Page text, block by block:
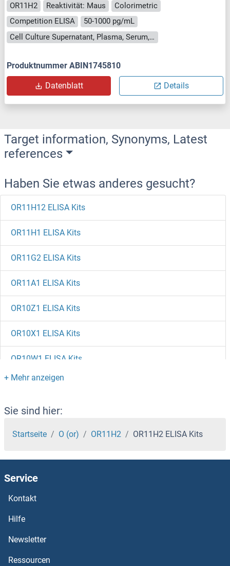
OR11H2 Reaktivität: Maus
Colorimetric
Competition ELISA
50-1000 pg/mL
Cell Culture Supernatant, Plasma, Serum, Tissue Homogenate
Produktnummer ABIN1745810
Datenblatt Details
Target information, Synonyms, Latest
references
Haben Sie etwas anderes gesucht?
OR11H12 ELISA Kits
OR11H1 ELISA Kits
OR11G2 ELISA Kits
OR11A1 ELISA Kits
OR10Z1 ELISA Kits
OR10X1 ELISA Kits
OR10W1 ELISA Kits
OR10V1 ELISA Kits
OR10T2 ELISA Kits
OR10S1 ELISA Kits
OR10R2 ELISA Kits
OR10Q1 ELISA Kits
OR10K1 ELISA Kits
OR10J5 ELISA Kits
Sie sind hier:
Startseite O (or) OR11H2 OR11H2 ELISA Kits
Service
Kontakt
Hilfe
Newsletter
Ressourcen